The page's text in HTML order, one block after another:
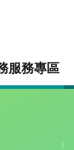
服務專區